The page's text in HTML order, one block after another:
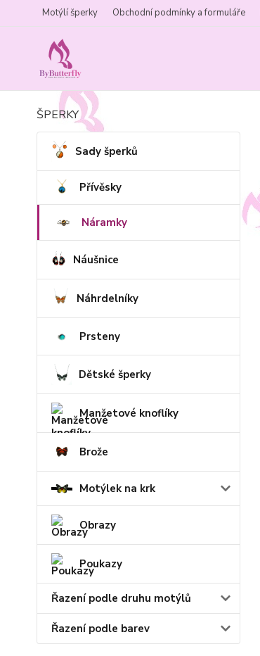
Motýlí šperky Obchodní podmínky a formuláře
ŠPERKY
Sady šperků
Přívěsky
Náramky
Náušnice
Náhrdelníky
Prsteny
Dětské šperky
Manžetové knoflíky
Brože
Motýlek na krk
Obrazy
Poukazy
Řazení podle druhu motýlů
Řazení podle barev